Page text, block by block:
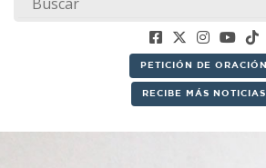
PETICIÓN DE ORACIÓN
RECIBE MÁS NOTICIAS